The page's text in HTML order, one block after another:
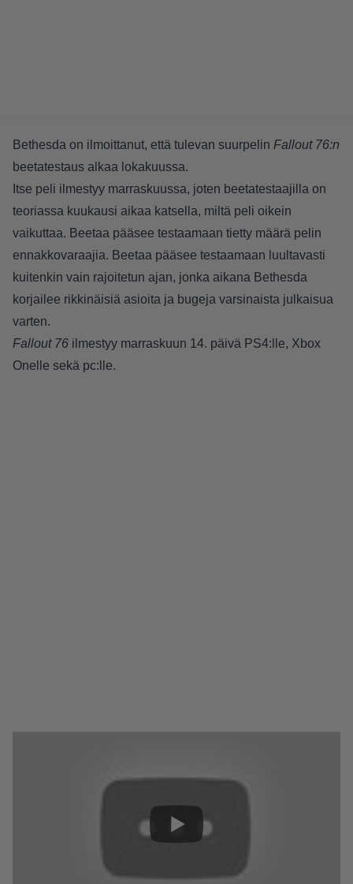
Bethesda on ilmoittanut, että tulevan suurpelin Fallout 76:n
beetatestaus alkaa lokakuussa.
Itse peli ilmestyy marraskuussa, joten beetatestaajilla on
teoriassa kuukausi aikaa katsella, miltä peli oikein
vaikuttaa. Beetaa pääsee testaamaan tietty määrä pelin
ennakkovaraajia. Beetaa pääsee testaamaan luultavasti
kuitenkin vain rajoitetun ajan, jonka aikana Bethesda
korjailee rikkinäisiä asioita ja bugeja varsinaista julkaisua
varten.
Fallout 76 ilmestyy marraskuun 14. päivä PS4:lle, Xbox
Onelle sekä pc:lle.